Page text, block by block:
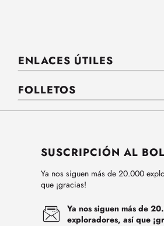
ENLACES ÚTILES
FOLLETOS
SUSCRIPCIÓN AL
Ya nos siguen más de 20.000
que ¡gracias!
Ya nos siguen más de
exploradores, así que